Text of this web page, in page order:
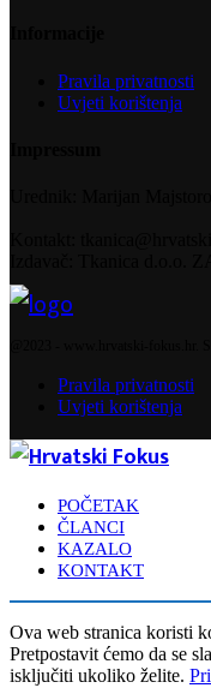
Pravila privatnosti
Uvjeti korištenja
Pravila privatnosti
Uvjeti korištenja
POČETAK
ČLANCI
KAZALO
KONTAKT
Ova web stranica koristi
Pretpostavit ćemo da se
isključiti ukoliko želite.